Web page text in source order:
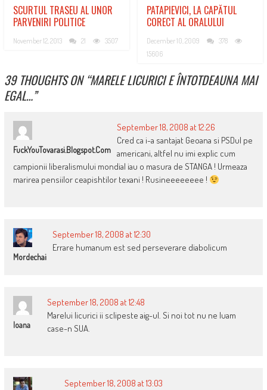
SCURTUL TRASEU AL UNOR
PARVENIRI POLITICE
November 12, 2013 21 3507
PATAPIEVICI, LA CAPĂTUL
CORECT AL ORALULUI
December 10, 2009
378
15606
39 THOUGHTS ON “MARELE LICURICI E ÎNTOTDEAUNA MAI
EGAL…”
FuckYouTovarasi.blogspot.com
September 18, 2008 at 12:26
Cred ca i-a santajat Geoana si PSDul pe
americani, altfel nu imi explic cum
campionii liberalismului mondial iau o masura de STANGA ! Urmeaza
marirea pensiilor ceapishtilor texani ! Rusineeeeeeee !
Mordechai
September 18, 2008 at 12:30
Errare humanum est sed perseverare diabolicum
Ioana
September 18, 2008 at 12:48
Marelui licurici ii sclipeste aig-ul. Si noi tot nu ne luam
case-n SUA.
September 18, 2008 at 13:03